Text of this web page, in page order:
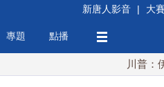
新唐人影音 | 大賽
專題 點播
川普：伊